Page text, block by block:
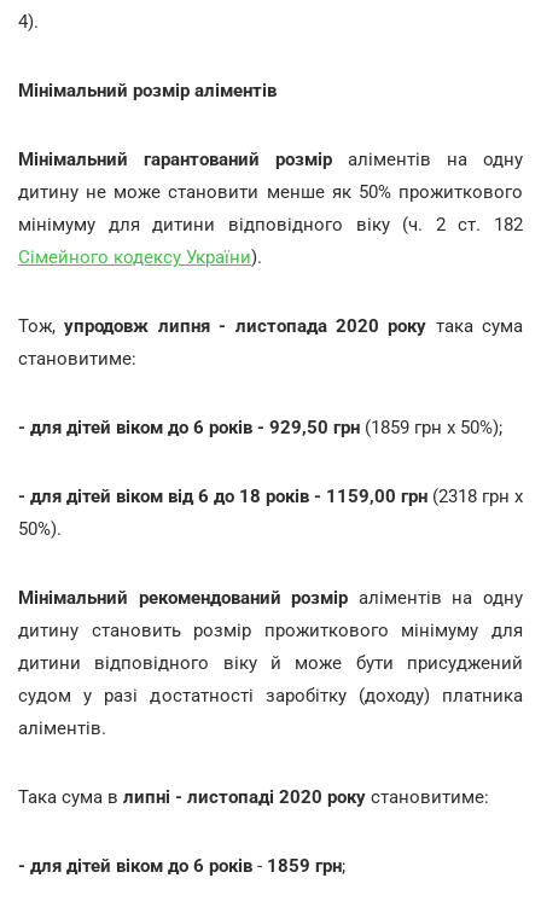
4).
Мінімальний розмір аліментів
Мінімальний гарантований розмір аліментів на одну
дитину не може становити менше як 50% прожиткового
мінімуму для дитини відповідного віку (ч. 2 ст. 182
Сімейного кодексу України).
Тож,упродовж липня - листопада 2020 року така сума
становитиме:
- для дітей віком до 6 років - 929,50 грн (1859 грн х 50%);
- для дітей віком від 6 до 18 років - 1159,00 грн (2318 грн х
50%).
Мінімальний рекомендований розмір аліментів на одну
дитину становить розмір прожиткового мінімуму для
дитини відповідного віку й може бути присуджений
судом у разі достатності заробітку (доходу) платника
аліментів.
Така сума в липні - листопаді 2020 року становитиме:
- для дітей віком до 6 років - 1859 грн;